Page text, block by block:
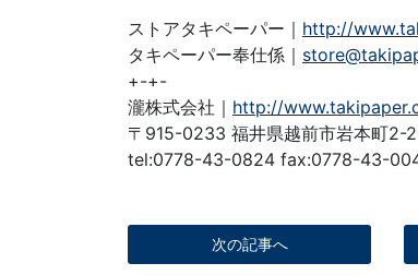
ストアタキペーパー｜ http://
タキペーパー奉仕係｜
+-+-
瀧株式会社｜ http://
〒915-0233 福井県越前市岩本町2-
tel:0778-43-0824 fax:0778-43-
次の記事へ